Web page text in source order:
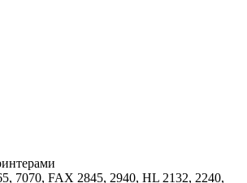
7070, FAX 2845, 2940, HL 2132, 2240,